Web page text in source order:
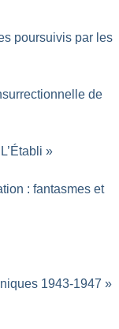
poursuivis par les
de
L’Établi »
: fantasmes et
1943-1947 »